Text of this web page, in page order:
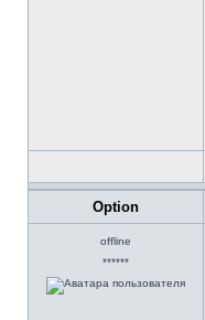
Option
offline
******